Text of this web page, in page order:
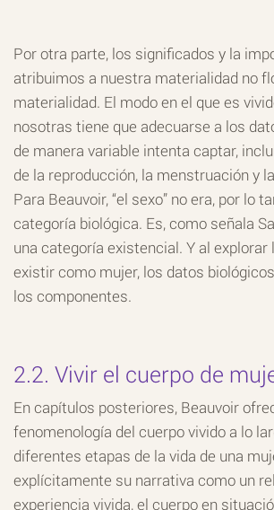
Por otra parte, los significados y la
atribuimos a nuestra materialidad no
materialidad. El modo en el que es
nosotras tiene que adecuarse a los
de manera variable intenta captar,
de la reproducción, la menstruación y
Para Beauvoir, “el sexo” no era, por lo
categoría biológica. Es, como señala
una categoría existencial. Y al
existir como mujer, los datos
los componentes.
2.2. Vivir el cuerpo de
En capítulos posteriores, Beauvoir
fenomenología del cuerpo vivido a lo
diferentes etapas de la vida de una
explícitamente su narrativa como un
experiencia vivida, el cuerpo en